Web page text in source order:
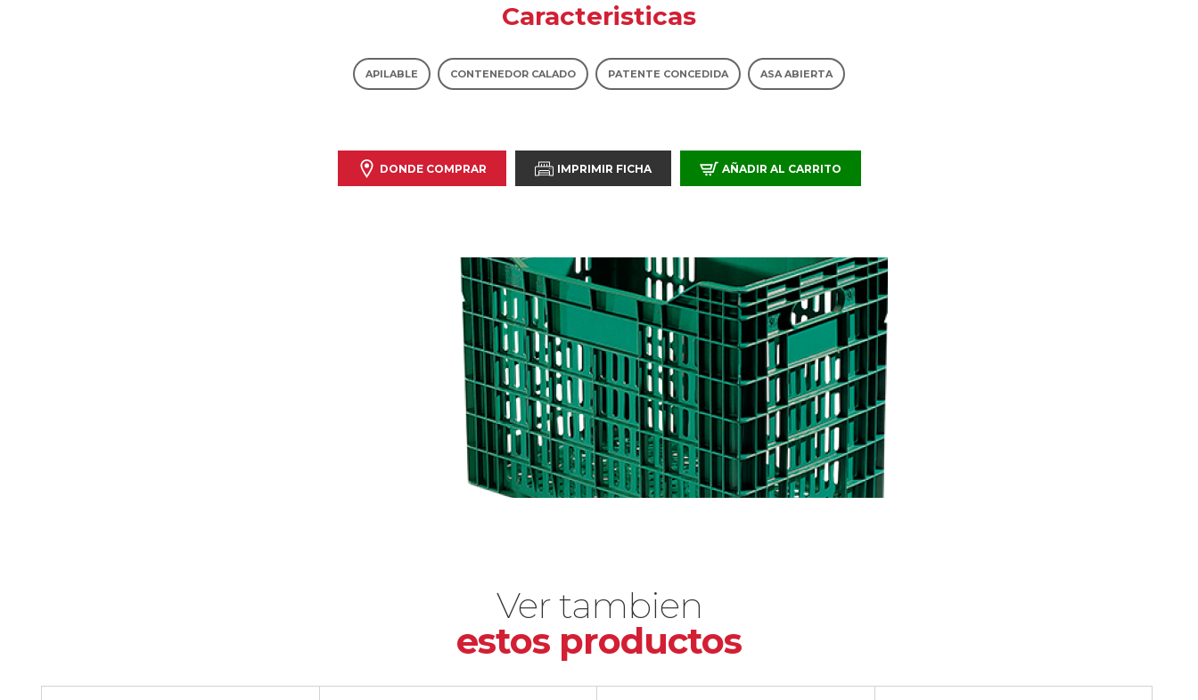
Caracteristicas
APILABLE CONTENEDOR CALADO PATENTE CONCEDIDA ASA ABIERTA
DONDE COMPRAR IMPRIMIR FICHA AÑADIR AL CARRITO
Ver tambien
estos productos